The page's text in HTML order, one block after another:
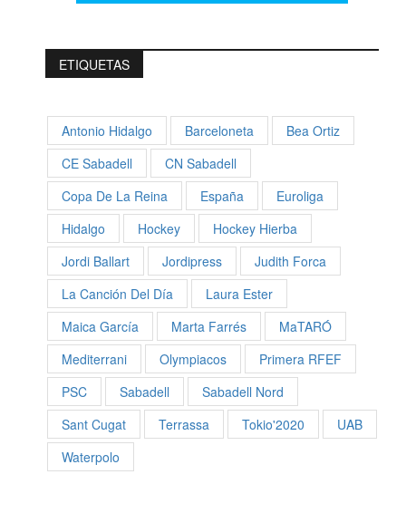
ETIQUETAS
Antonio Hidalgo Barceloneta
Bea Ortiz
CE Sabadell
CN Sabadell
Copa De La Reina
España
Euroliga
Hidalgo
Hockey
Hockey Hierba
Jordi Ballart
Jordipress
Judith Forca
La Canción Del Día
Laura Ester
Maica García
Marta Farrés
MaTARÓ
Mediterrani
Olympiacos
Primera RFEF
PSC
Sabadell
Sabadell Nord
Sant Cugat
Terrassa Tokio'2020
UAB
Waterpolo